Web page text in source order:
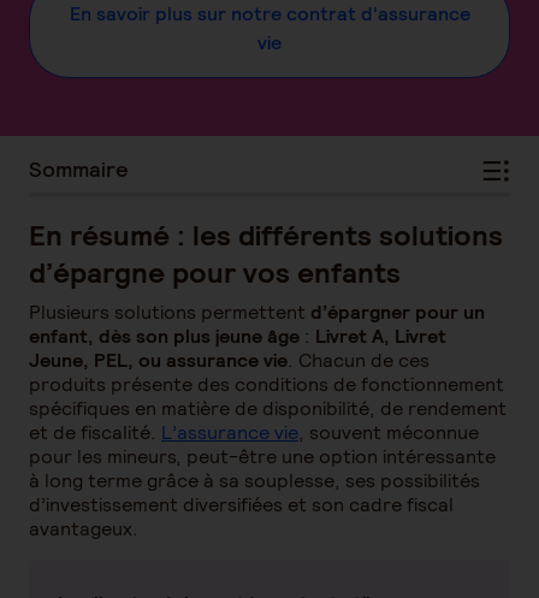
En savoir plus sur notre contrat d'assurance
vie
Sommaire
En résumé : les différents solutions
d’épargne pour vos enfants
Plusieurs solutions permettent d’épargner pour un
enfant, dès son plus jeune âge : Livret A, Livret
Jeune, PEL, ou assurance vie. Chacun de ces
produits présente des conditions de fonctionnement
spécifiques en matière de disponibilité, de rendement
et de fiscalité. L’assurance vie, souvent méconnue
pour les mineurs, peut-être une option intéressante
à long terme grâce à sa souplesse, ses possibilités
d’investissement diversifiées et son cadre fiscal
avantageux.